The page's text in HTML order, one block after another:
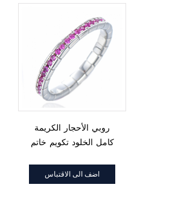
روبي الأحجار الكريمة
كامل الخلود تكويم خاتم
الاسترليني
اضف الى الاقتباس